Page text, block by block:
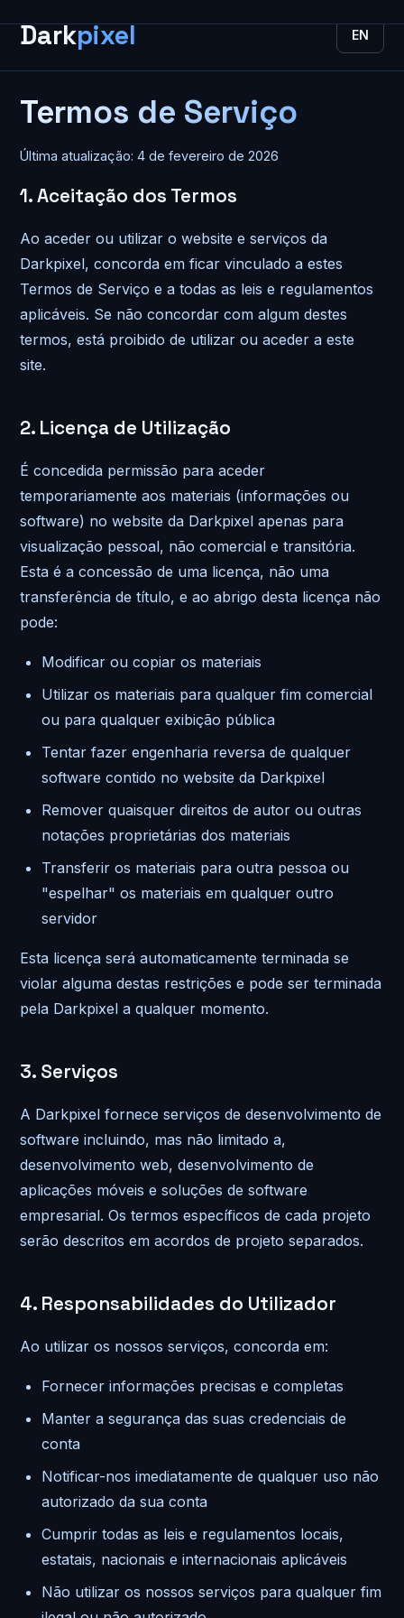
Darkpixel EN
Termos de Serviço
Última atualização: 4 de fevereiro de 2026
1. Aceitação dos Termos
Ao aceder ou utilizar o website e serviços da
Darkpixel, concorda em ficar vinculado a estes
Termos de Serviço e a todas as leis e regulamentos
aplicáveis. Se não concordar com algum destes
termos, está proibido de utilizar ou aceder a este
site.
2. Licença de Utilização
É concedida permissão para aceder
temporariamente aos materiais (informações ou
software) no website da Darkpixel apenas para
visualização pessoal, não comercial e transitória.
Esta é a concessão de uma licença, não uma
transferência de título, e ao abrigo desta licença não
pode:
Modificar ou copiar os materiais
Utilizar os materiais para qualquer fim comercial
ou para qualquer exibição pública
Tentar fazer engenharia reversa de qualquer
software contido no website da Darkpixel
Remover quaisquer direitos de autor ou outras
notações proprietárias dos materiais
Transferir os materiais para outra pessoa ou
"espelhar" os materiais em qualquer outro
servidor
Esta licença será automaticamente terminada se
violar alguma destas restrições e pode ser terminada
pela Darkpixel a qualquer momento.
3. Serviços
A Darkpixel fornece serviços de desenvolvimento de
software incluindo, mas não limitado a,
desenvolvimento web, desenvolvimento de
aplicações móveis e soluções de software
empresarial. Os termos específicos de cada projeto
serão descritos em acordos de projeto separados.
4. Responsabilidades do Utilizador
Ao utilizar os nossos serviços, concorda em:
Fornecer informações precisas e completas
Manter a segurança das suas credenciais de
conta
Notificar-nos imediatamente de qualquer uso não
autorizado da sua conta
Cumprir todas as leis e regulamentos locais,
estatais, nacionais e internacionais aplicáveis
Não utilizar os nossos serviços para qualquer fim